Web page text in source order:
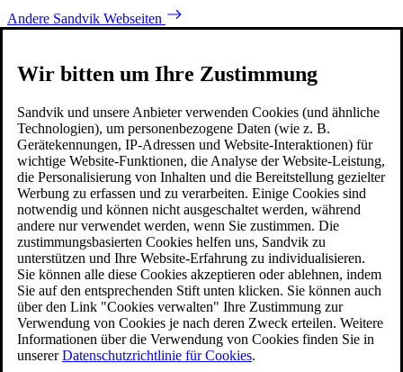
Andere Sandvik Webseiten
Wir bitten um Ihre Zustimmung
Sandvik und unsere Anbieter verwenden Cookies (und ähnliche
Technologien), um personenbezogene Daten (wie z. B.
Gerätekennungen, IP-Adressen und Website-Interaktionen) für
wichtige Website-Funktionen, die Analyse der Website-Leistung,
die Personalisierung von Inhalten und die Bereitstellung gezielter
Werbung zu erfassen und zu verarbeiten. Einige Cookies sind
notwendig und können nicht ausgeschaltet werden, während
andere nur verwendet werden, wenn Sie zustimmen. Die
zustimmungsbasierten Cookies helfen uns, Sandvik zu
unterstützen und Ihre Website-Erfahrung zu individualisieren.
Sie können alle diese Cookies akzeptieren oder ablehnen, indem
Sie auf den entsprechenden Stift unten klicken. Sie können auch
über den Link "Cookies verwalten" Ihre Zustimmung zur
Verwendung von Cookies je nach deren Zweck erteilen. Weitere
Informationen über die Verwendung von Cookies finden Sie in
unsererDatenschutzrichtlinie für Cookies.